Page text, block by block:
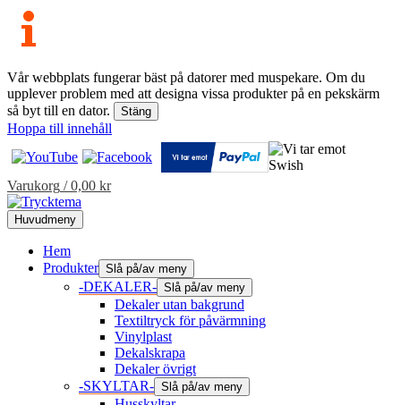
Vår webbplats fungerar bäst på datorer med muspekare. Om du
upplever problem med att designa vissa produkter på en pekskärm
så byt till en dator.
Stäng
Hoppa till innehåll
Varukorg /0,00 kr
Huvudmeny
Hem
Produkter Slå på/av meny
-DEKALER- Slå på/av meny
Dekaler utan bakgrund
Textiltryck för påvärmning
Vinylplast
Dekalskrapa
Dekaler övrigt
-SKYLTAR- Slå på/av meny